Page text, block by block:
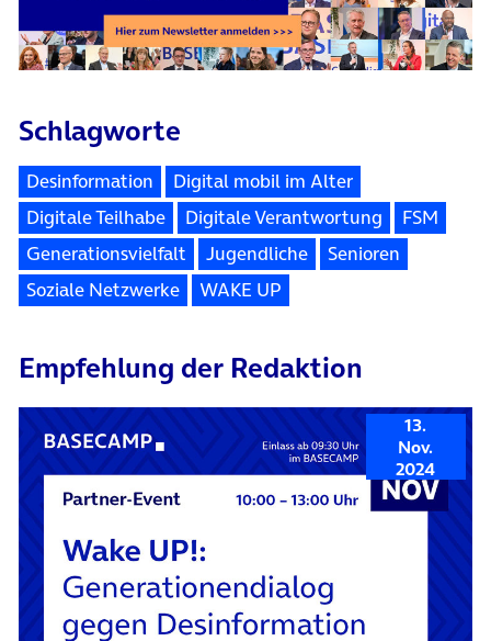
Schlagworte
Desinformation
Digital mobil im Alter
Digitale Teilhabe
Digitale Verantwortung
FSM
Generationsvielfalt
Jugendliche
Senioren
Soziale Netzwerke
WAKE UP
Empfehlung der Redaktion
13.
Nov.
2024